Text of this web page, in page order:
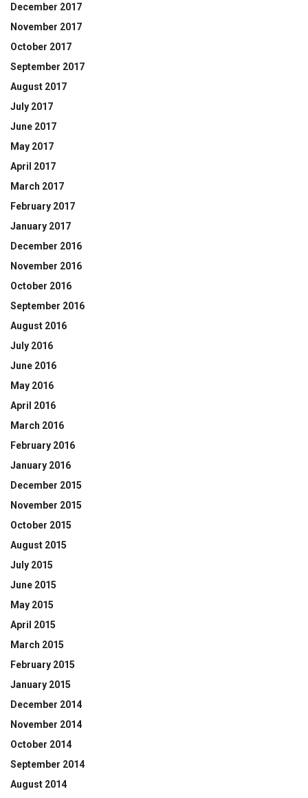
December 2017
November 2017
October 2017
September 2017
August 2017
July 2017
June 2017
May 2017
April 2017
March 2017
February 2017
January 2017
December 2016
November 2016
October 2016
September 2016
August 2016
July 2016
June 2016
May 2016
April 2016
March 2016
February 2016
January 2016
December 2015
November 2015
October 2015
August 2015
July 2015
June 2015
May 2015
April 2015
March 2015
February 2015
January 2015
December 2014
November 2014
October 2014
September 2014
August 2014